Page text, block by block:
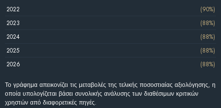
2022
(90%)
2023
(88%)
2024
(88%)
2025
(88%)
2026
(88%)
Το γράφημα απεικονίζει τις μεταβολές της τελικής ποσοστιαίας αξιολόγησης, η
οποία υπολογίζεται βάσει συνολικής ανάλυσης των διαθέσιμων κριτικών
χρηστών από διαφορετικές πηγές.